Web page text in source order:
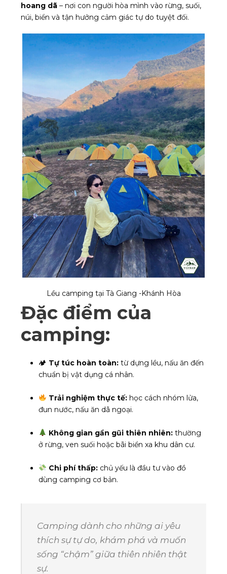
hoang dã – nơi con người hòa mình vào rừng, suối,
núi, biển và tận hưởng cảm giác tự do tuyệt đối.
Lều camping tại Tà Giang -Khánh Hòa
Đặc điểm của
camping:
🏕 Tự túc hoàn toàn: từ dựng lều, nấu ăn đến
chuẩn bị vật dụng cá nhân.
Trải nghiệm thực tế:học cách nhóm lửa,
đun nước, nấu ăn dã ngoại.
Không gian gần gũi thiên nhiên:thường
ở rừng, ven suối hoặc bãi biển xa khu dân cư.
Chi phí thấp:chủ yếu là đầu tư vào đồ
dùng camping cơ bản.
Camping dành cho những ai yêu
thích sự tự do, khám phá và muốn
sống “chậm” giữa thiên nhiên thật
sự.